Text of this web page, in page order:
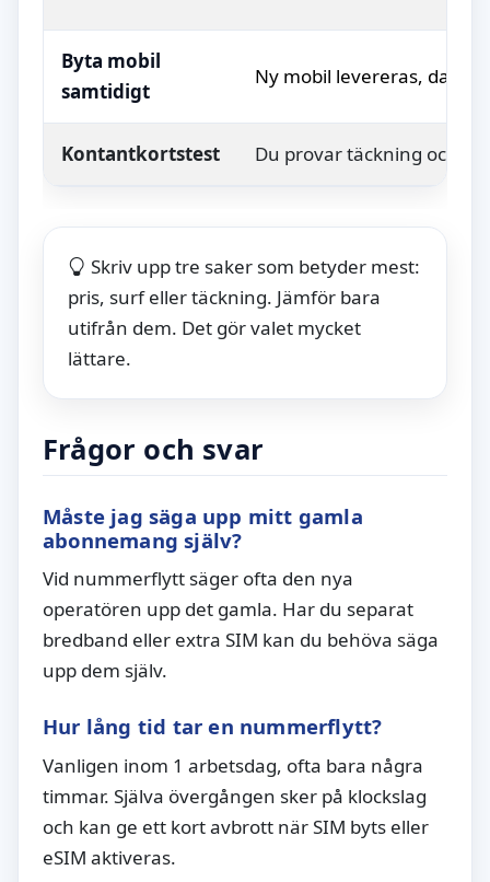
Byta mobil
samtidigt
Ny mobil levereras, data
Kontantkortstest Du provar täckning och
Skriv upp tre saker som betyder mest:
pris, surf eller täckning. Jämför bara
utifrån dem. Det gör valet mycket
lättare.
Frågor och svar
Måste jag säga upp mitt gamla
abonnemang själv?
Vid nummerflytt säger ofta den nya
operatören upp det gamla. Har du separat
bredband eller extra SIM kan du behöva säga
upp dem själv.
Hur lång tid tar en nummerflytt?
Vanligen inom 1 arbetsdag, ofta bara några
timmar. Själva övergången sker på klockslag
och kan ge ett kort avbrott när SIM byts eller
eSIM aktiveras.